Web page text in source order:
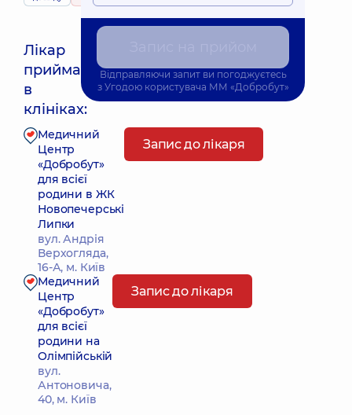
Лікар
приймає
в
клініках:
Найближчий час прийому: Завтра о 09:00
Медичний
Центр
«Добробут»
для всієї
родини в ЖК
Новопечерські
Липки
вул. Андрія
Верхогляда,
16-А, м. Київ
Запис до лікаря
Медичний
Центр
«Добробут»
для всієї
родини на
Олімпійській
вул.
Антоновича,
40, м. Київ
Запис до лікаря
Відправляючи запит ви погоджуєтесь
з Угодою користувача ММ «Добробут»